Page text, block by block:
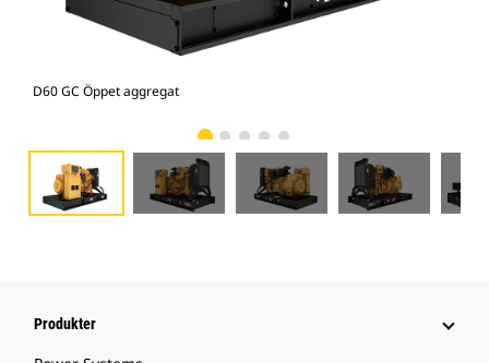
D60 GC Öppet aggregat
Produkter